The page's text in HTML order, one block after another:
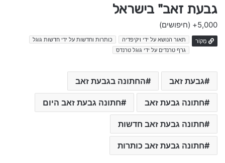
גבעת זאב" בישראל
5,000+ (חיפושים)
מָקוֹר תאור הנושא על ידי ויקיפדיה
כותרות וחדשות על ידי חדשות גוגל
גרף טרנדים על ידי גוגל טרנדס
גבעת זאב החתונה בגבעת זאב
חתונה גבעת זאב חתונה גבעת זאב היום
חתונה גבעת זאב חדשות
חתונה גבעת זאב כותרות